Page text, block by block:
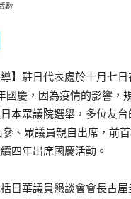
動
導】駐日代表處於十月七
國慶，因為疫情的影響，
本眾議院選舉，多位友
、眾議員親自出席，前
四年出席國慶活動。
日華議員懇談會會長古